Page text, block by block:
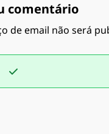
comentário
de email não será